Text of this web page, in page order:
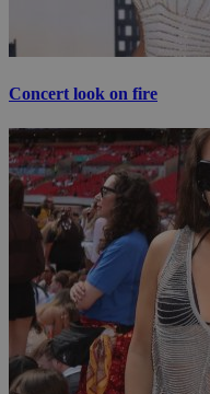
Concert look on fire